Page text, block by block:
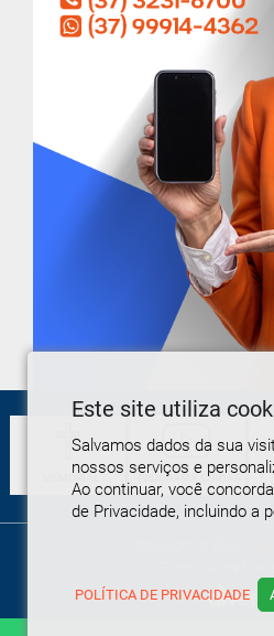
Este site utiliza
Salvamos dados da sua
nossos serviços e
Ao continuar, você
de Privacidade, incluindo a
POLÍTICA DE PRIVACIDADE
PROGRAMA CUIDAR